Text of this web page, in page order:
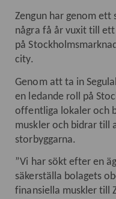
Zengun har genom
några få år vuxit till
på
city.
Genom att ta in
en ledande roll på
offentliga lokaler och
muskler och bidrar till
storbyggarna.
”Vi har sökt efter en
säkerställa bolagets
finansiella muskler till